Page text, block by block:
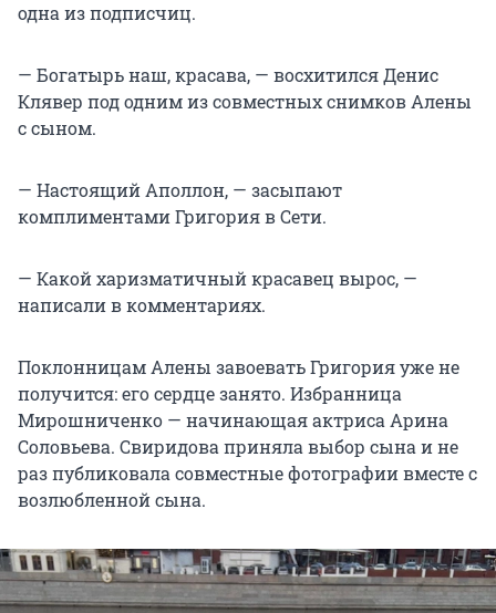
одна из подписчиц.
— Богатырь наш, красава, — восхитился Денис
Клявер под одним из совместных снимков Алены
с сыном.
— Настоящий Аполлон, — засыпают
комплиментами Григория в Сети.
— Какой харизматичный красавец вырос, —
написали в комментариях.
Поклонницам Алены завоевать Григория уже не
получится: его сердце занято. Избранница
Мирошниченко — начинающая актриса Арина
Соловьева. Свиридова приняла выбор сына и не
раз публиковала совместные фотографии вместе с
возлюбленной сына.